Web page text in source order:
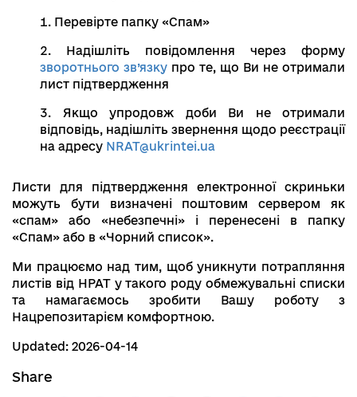
Перевірте папку «Спам»
Надішліть повідомлення через форму
зворотнього зв’язку про те, що Ви не отримали
лист підтвердження
Якщо упродовж доби Ви не отримали
відповідь, надішліть звернення щодо реєстрації
на адресу NRAT@ukrintei.ua
Листи для підтвердження електронної скриньки
можуть бути визначені поштовим сервером як
«спам» або «небезпечні» і перенесені в папку
«Спам» або в «Чорний список».
Ми працюємо над тим, щоб уникнути потрапляння
листів від НРАТ у такого роду обмежувальні списки
та намагаємось зробити Вашу роботу з
Нацрепозитарієм комфортною.
Updated: 2026-04-14
Share